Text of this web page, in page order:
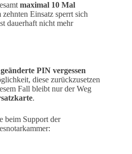
maximal 10 Mal
Einsatz sperrt sich
dauerhaft nicht mehr
PIN vergessen
diese zurückzusetzen
Fall bleibt nur der Weg
.
beim Support der